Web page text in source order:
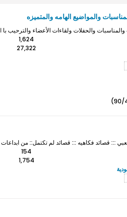
والمواضيع الهامه والمتميزه
والحفلات ولقاءات الأعضاء والترحيب با
1,624
27,322
::: قصائد فكاهيه ::: قصائد لم تكتمل:: من ابداعات
154
1,754